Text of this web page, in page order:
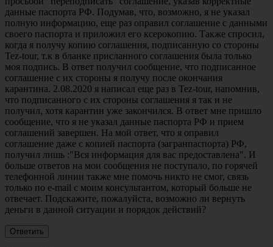
данные паспорта РФ. Подумав, что, возможно, я не указал
полную информацию, еще раз оправил соглашение с данными
своего паспорта и приложил его ксерокопию. Также спросил,
когда я получу копию соглашения, подписанную со стороны
Tez-tour, т.к в бланке присланного соглашения была только
моя подпись. В ответ получил сообщение, что подписанное
соглашение с их стороны я получу после окончания
карантина. 2.08.2020 я написал еще раз в Tez-tour, напомнив,
что подписанного с их стороны соглашения я так и не
получил, хотя карантин уже закончился. В ответ мне пришло
сообщение, что я не указал данные паспорта РФ и прием
соглашений завершен. На мой ответ, что я оправил
соглашение даже с копией паспорта (загранпаспорта) РФ,
получил лишь :"Вся информация для вас предоставлена". И
больше ответов на мои сообщения не поступало, по горячей
телефонной линии также мне помочь никто не смог, связь
только по e-mail с моим консультантом, который больше не
отвечает. Подскажите, пожалуйста, возможно ли вернуть
деньги в данной ситуации и порядок действий?